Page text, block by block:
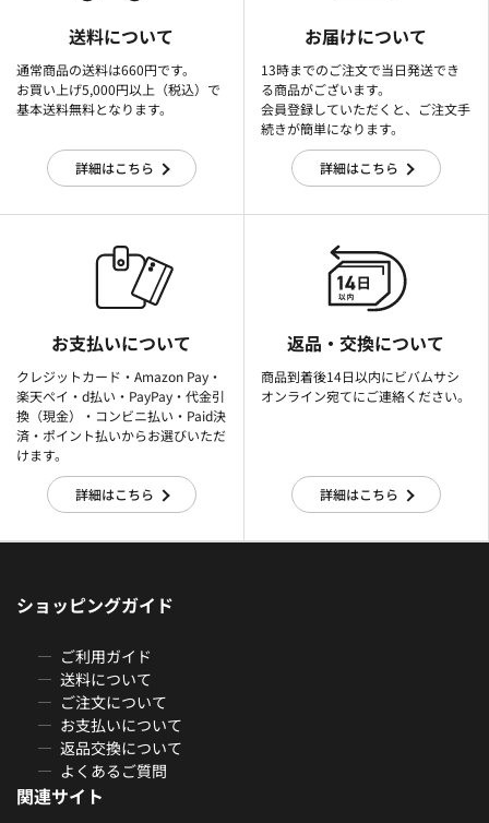
送料について
通常商品の送料は660円です。
お買い上げ5,000円以上（税込）で
基本送料無料となります。
詳細はこちら
お届けについて
13時までのご注文で当日発送でき
る商品がございます。
会員登録していただくと、ご注文手
続きが簡単になります。
詳細はこちら
お支払いについて
クレジットカード・Amazon Pay・
楽天ぺイ・d払い・PayPay・代金引
換（現金）・コンビニ払い・Paid決
済・ポイント払いからお選びいただ
けます。
詳細はこちら
返品・交換について
商品到着後14日以内にビバムサシ
オンライン宛てにご連絡ください。
詳細はこちら
ショッピングガイド
ご利用ガイド
送料について
ご注文について
お支払いについて
返品交換について
よくあるご質問
関連サイト